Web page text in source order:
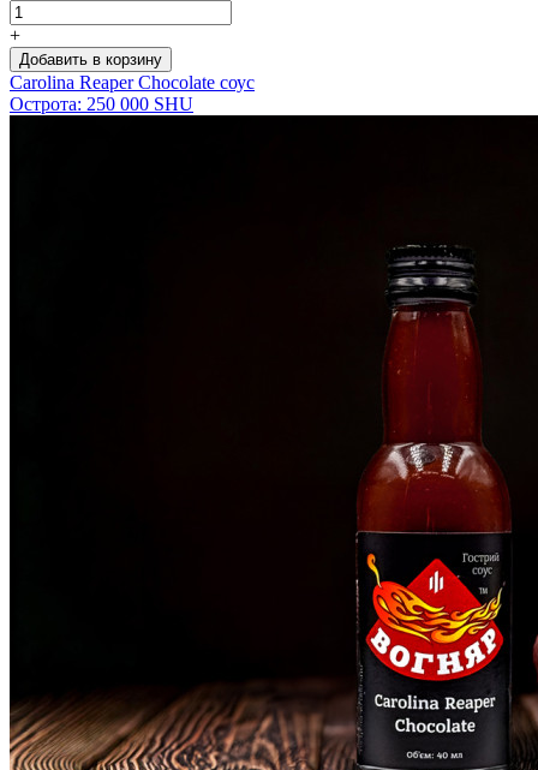
+
Добавить в корзину
Carolina Reaper Chocolate соус
Острота: 250 000 SHU